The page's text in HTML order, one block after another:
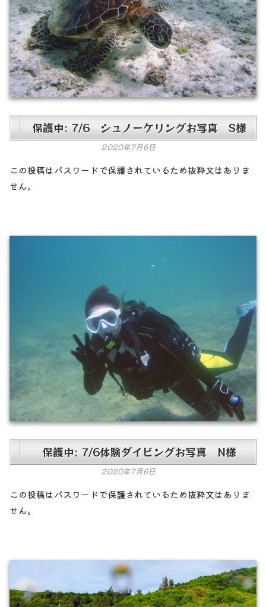
保護中: 7/6 シュノーケリングお写真 S様
2020年7月6日
この投稿はパスワードで保護されているため抜粋文はありま
せん。
保護中: 7/6体験ダイビングお写真 N様
2020年7月6日
この投稿はパスワードで保護されているため抜粋文はありま
せん。